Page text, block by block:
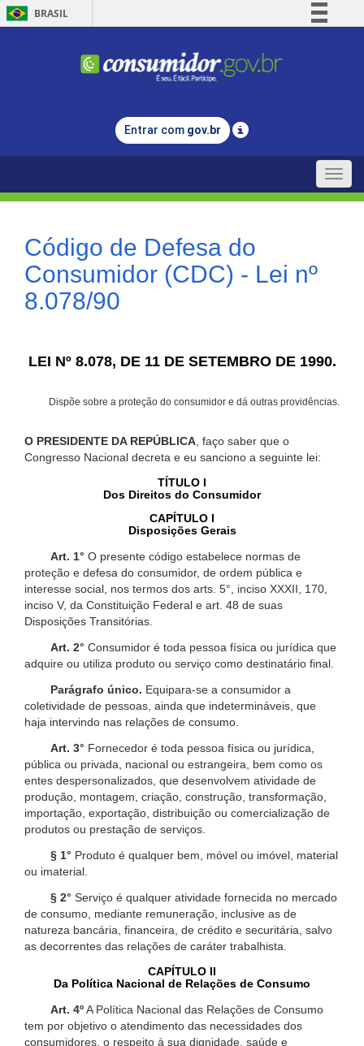
BRASIL
Comunica BR
Legislação
Entrar com gov.br
Toggle
Código de Defesa do
Consumidor (CDC) - Lei nº
8.078/90
LEI Nº 8.078, DE 11 DE SETEMBRO DE 1990.
Dispõe sobre a proteção do consumidor e dá outras providências.
O PRESIDENTE DA REPÚBLICA , faço saber que o
Congresso Nacional decreta e eu sanciono a seguinte lei:
TÍTULO I
Dos Direitos do Consumidor
CAPÍTULO I
Disposições Gerais
Art. 1° O presente código estabelece normas de
proteção e defesa do consumidor, de ordem pública e
interesse social, nos termos dos arts. 5°, inciso XXXII, 170,
inciso V, da Constituição Federal e art. 48 de suas
Disposições Transitórias.
Art. 2° Consumidor é toda pessoa física ou jurídica que
adquire ou utiliza produto ou serviço como destinatário final.
Parágrafo único. Equipara-se a consumidor a
coletividade de pessoas, ainda que indetermináveis, que
haja intervindo nas relações de consumo.
Art. 3° Fornecedor é toda pessoa física ou jurídica,
pública ou privada, nacional ou estrangeira, bem como os
entes despersonalizados, que desenvolvem atividade de
produção, montagem, criação, construção, transformação,
importação, exportação, distribuição ou comercialização de
produtos ou prestação de serviços.
§ 1° Produto é qualquer bem, móvel ou imóvel, material
ou imaterial.
§ 2° Serviço é qualquer atividade fornecida no mercado
de consumo, mediante remuneração, inclusive as de
natureza bancária, financeira, de crédito e securitária, salvo
as decorrentes das relações de caráter trabalhista.
CAPÍTULO II
Da Política Nacional de Relações de Consumo
Art. 4ºA Política Nacional das Relações de Consumo
tem por objetivo o atendimento das necessidades dos
consumidores, o respeito à sua dignidade, saúde e